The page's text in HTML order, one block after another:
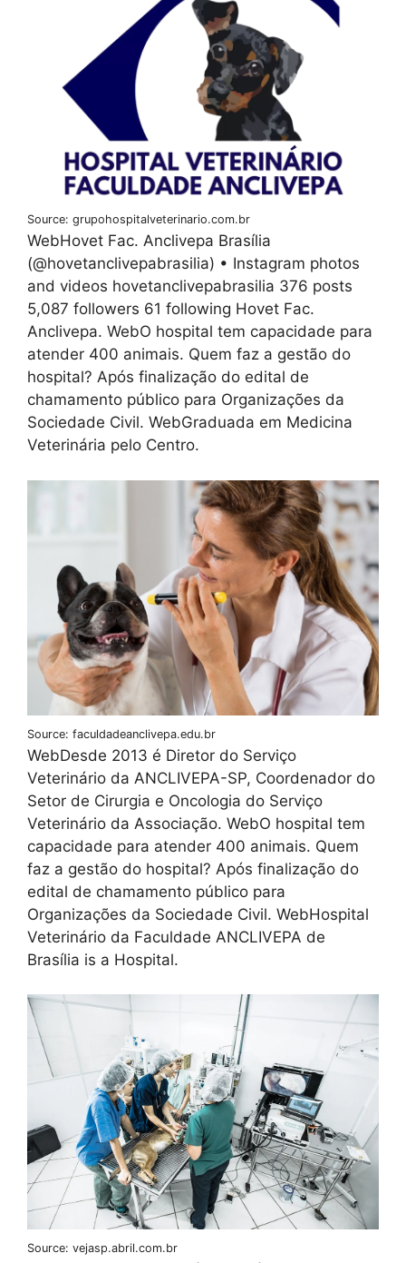
Source: grupohospitalveterinario.com.br
WebHovet Fac. Anclivepa Brasília
(@hovetanclivepabrasilia) • Instagram photos
and videos hovetanclivepabrasilia 376 posts
5,087 followers 61 following Hovet Fac.
Anclivepa. WebO hospital tem capacidade para
atender 400 animais. Quem faz a gestão do
hospital? Após finalização do edital de
chamamento público para Organizações da
Sociedade Civil. WebGraduada em Medicina
Veterinária pelo Centro.
Source: faculdadeanclivepa.edu.br
WebDesde 2013 é Diretor do Serviço
Veterinário da ANCLIVEPA-SP, Coordenador do
Setor de Cirurgia e Oncologia do Serviço
Veterinário da Associação. WebO hospital tem
capacidade para atender 400 animais. Quem
faz a gestão do hospital? Após finalização do
edital de chamamento público para
Organizações da Sociedade Civil. WebHospital
Veterinário da Faculdade ANCLIVEPA de
Brasília is a Hospital.
Source: vejasp.abril.com.br